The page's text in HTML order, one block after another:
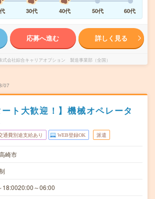
30代 40代 50代 60代
応募へ進む 詳しく見る
式会社綜合キャリアオプション 製造事業部（全国）
07
ート大歓迎！】機械オペレータ
通費別途支給あり WEB登録OK 派遣
崎市
18:0020:00～06:00